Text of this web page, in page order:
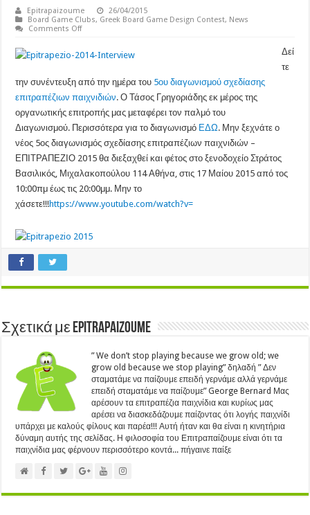
Epitrapaizoume
26/04/2015
Board Game Clubs, Greek Board Game Design Contest, News
Comments Offon
–
–
Δεί
τε
την συνέντευξη από την ημέρα του 5ου διαγωνισμού σχεδίασης
επιτραπέζιων παιχνιδιών. Ο Τάσος Γρηγοριάδης εκ μέρος της
οργανωτικής επιτροπής μας μεταφέρει τον παλμό του
Διαγωνισμού. Περισσότερα για το διαγωνισμό ΕΔΩ. Μην ξεχνάτε ο
νέος 5ος διαγωνισμός σχεδίασης επιτραπέζιων παιχνιδιών –
ΕΠΙΤΡΑΠΕΖΙΟ 2015 θα διεξαχθεί και φέτος στο ξενοδοχείο Στράτος
Βασιλικός, Μιχαλακοπούλου 114 Αθήνα, στις 17 Μαίου 2015 από τος
10:00πμ έως τις 20:00μμ. Μην το
χάσετε!!!https://www.youtube.com/watch?v=
Σχετικά με Epitrapaizoume
” We don’t stop playing because we grow old; we
grow old because we stop playing” δηλαδή ” Δεν
σταματάμε να παίζουμε επειδή γερνάμε αλλά γερνάμε
επειδή σταματάμε να παίζουμε” George Bernard Μας
αρέσουν τα επιτραπέζια παιχνίδια και κυρίως μας
αρέσει να διασκεδάζουμε παίζοντας ότι λογής παιχνίδι
υπάρχει με καλούς φίλους και παρέα!!! Αυτή ήταν και θα είναι η κινητήρια
δύναμη αυτής της σελίδας. Η φιλοσοφία του Επιτραπαίζουμε είναι ότι τα
παιχνίδια μας φέρνουν περισσότερο κοντά... πήγαινε παίξε